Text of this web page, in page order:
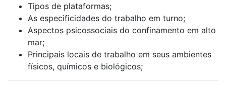
Tipos de plataformas;
As especificidades do trabalho em turno;
Aspectos psicossociais do confinamento em alto
mar;
Principais locais de trabalho em seus ambientes
físicos, químicos e biológicos;